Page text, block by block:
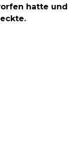
hatte und